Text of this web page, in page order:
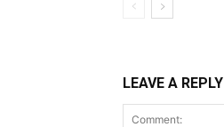
LEAVE A REPLY